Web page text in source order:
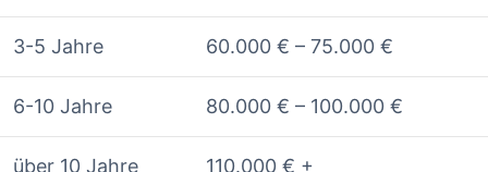
3-5 Jahre 60.000 € – ‍75.000 €
6-10 Jahre 80.000 € – 100.000 €
über 10 Jahre 110.000 € +